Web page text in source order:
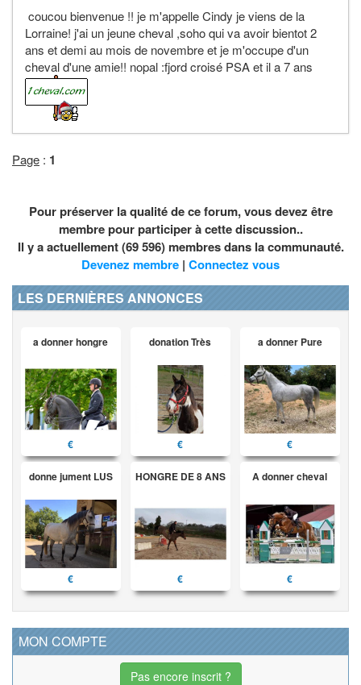
coucou bienvenue !! je m'appelle Cindy je viens de la
Lorraine! j'ai un jeune cheval ,soho qui va avoir bientot 2
ans et demi au mois de novembre et je m'occupe d'un
cheval d'une amie!! nopal :fjord croisé PSA et il a 7 ans
Page : 1
Pour préserver la qualité de ce forum, vous devez être
membre pour participer à cette discussion..
Il y a actuellement (69 596) membres dans la communauté.
Devenez membre | Connectez vous
LES DERNIÈRES ANNONCES
a donner hongre
€
donation Très
€
a donner Pure
€
donne jument LUS
€
HONGRE DE 8 ANS
€
A donner cheval
€
MON COMPTE
Pas encore inscrit ?